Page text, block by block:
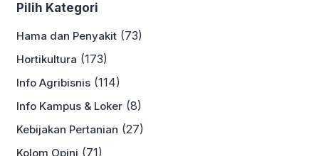
Pilih Kategori
Hama dan Penyakit (73)
Hortikultura (173)
Info Agribisnis (114)
Info Kampus & Loker (8)
Kebijakan Pertanian (27)
Kolom Opini (71)